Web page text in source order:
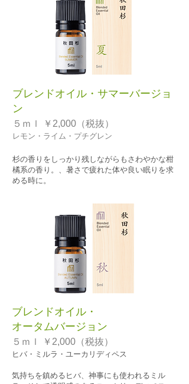
ブレンドオイル・サマーバージョ
ン
５ｍｌ ￥2,000（税抜）
レモン・ライム・プチグレン
杉の香りをしっかり残しながらもさわやかな柑
橘系の香り。、暑さで疲れた体や良い眠りを求
める時に。
ブレンドオイル・
オータムバージョン
５ｍｌ ￥2,000（税抜）
ヒバ・ミルラ・ユーカリディペス
気持ちを鎮めるヒバ、神事にも使われるミル